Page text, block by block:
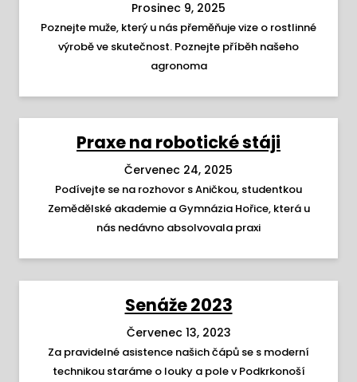
Prosinec 9, 2025
Poznejte muže, který u nás přeměňuje vize o rostlinné
výrobě ve skutečnost. Poznejte příběh našeho
agronoma
Praxe na robotické stáji
Červenec 24, 2025
Podívejte se na rozhovor s Aničkou, studentkou
Zemědělské akademie a Gymnázia Hořice, která u
nás nedávno absolvovala praxi
Senáže 2023
Červenec 13, 2023
Za pravidelné asistence našich čápů se s moderní
technikou staráme o louky a pole v Podkrkonoší